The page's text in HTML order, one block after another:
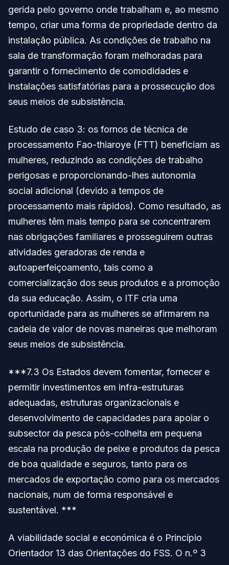
gerida pelo governo onde trabalham e, ao mesmo
tempo, criar uma forma de propriedade dentro da
instalação pública. As condições de trabalho na
sala de transformação foram melhoradas para
garantir o fornecimento de comodidades e
instalações satisfatórias para a prossecução dos
seus meios de subsistência.
Estudo de caso 3: os fornos de técnica de
processamento Fao-thiaroye (FTT) beneficiam as
mulheres, reduzindo as condições de trabalho
perigosas e proporcionando-lhes autonomia
social adicional (devido a tempos de
processamento mais rápidos). Como resultado, as
mulheres têm mais tempo para se concentrarem
nas obrigações familiares e prosseguirem outras
atividades geradoras de renda e
autoaperfeiçoamento, tais como a
comercialização dos seus produtos e a promoção
da sua educação. Assim, o ITF cria uma
oportunidade para as mulheres se afirmarem na
cadeia de valor de novas maneiras que melhoram
seus meios de subsistência.
***7.3 Os Estados devem fomentar, fornecer e
permitir investimentos em infra-estruturas
adequadas, estruturas organizacionais e
desenvolvimento de capacidades para apoiar o
subsector da pesca pós-colheita em pequena
escala na produção de peixe e produtos da pesca
de boa qualidade e seguros, tanto para os
mercados de exportação como para os mercados
nacionais, num de forma responsável e
sustentável. ***
A viabilidade social e económica é o Princípio
Orientador 13 das Orientações do FSS. O n.º 3